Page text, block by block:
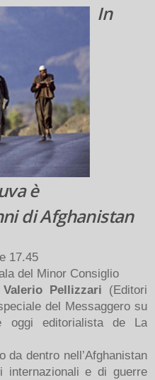
In
è
di Afghanistan
17.45
del Minor Consiglio
Valerio Pellizzari (Editori
del Messaggero su
editorialista de La
da dentro nell’Afghanistan
e di guerre